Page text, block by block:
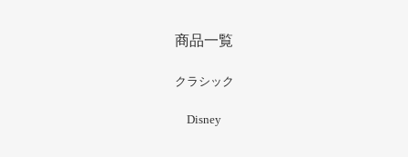
商品一覧
クラシック
Disney